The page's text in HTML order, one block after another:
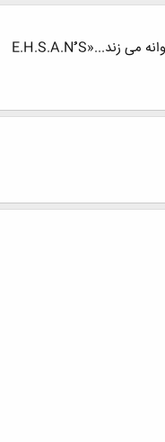
یادت بسان سرو سهی، همیشه سبز در دل جوانه می زند...«E.H.S.A.Nُُُ S